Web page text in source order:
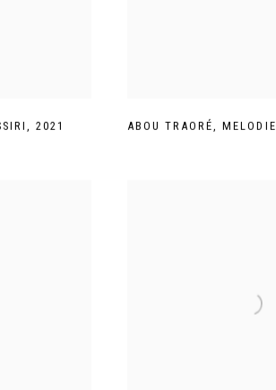
, 2021 ABOU TRAORÉ,MELODIE